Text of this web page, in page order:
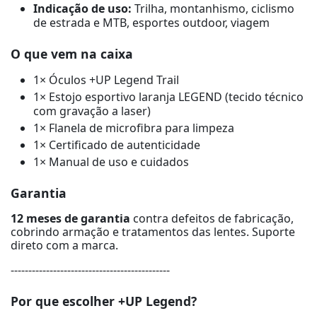
Indicação de uso: Trilha, montanhismo, ciclismo
de estrada e MTB, esportes outdoor, viagem
O que vem na caixa
1× Óculos +UP Legend Trail
1× Estojo esportivo laranja LEGEND (tecido técnico
com gravação a laser)
1× Flanela de microfibra para limpeza
1× Certificado de autenticidade
1× Manual de uso e cuidados
Garantia
12 meses de garantia contra defeitos de fabricação,
cobrindo armação e tratamentos das lentes. Suporte
direto com a marca.
---------------------------------------------
Por que escolher +UP Legend?